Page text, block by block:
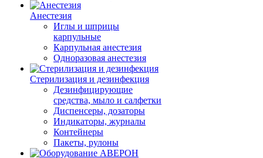
Анестезия
Иглы и шприцы
карпульные
Карпульная анестезия
Одноразовая анестезия
Стерилизация и дезинфекция
Дезинфицирующие
средства, мыло и салфетки
Диспенсеры, дозаторы
Индикаторы, журналы
Контейнеры
Пакеты, рулоны